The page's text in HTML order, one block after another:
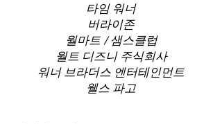
타임 워너
버라이존
월마트 / 샘스클럽
월트 디즈니 주식회사
워너 브라더스 엔터테인먼트
웰스 파고